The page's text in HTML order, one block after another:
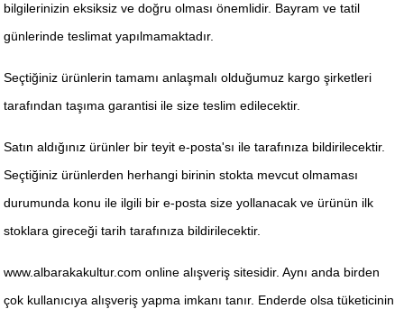
bilgilerinizin eksiksiz ve doğru olması önemlidir. Bayram ve tatil
günlerinde teslimat yapılmamaktadır.
Seçtiğiniz ürünlerin tamamı anlaşmalı olduğumuz kargo şirketleri
tarafından taşıma garantisi ile size teslim edilecektir.
Satın aldığınız ürünler bir teyit e-posta'sı ile tarafınıza bildirilecektir.
Seçtiğiniz ürünlerden herhangi birinin stokta mevcut olmaması
durumunda konu ile ilgili bir e-posta size yollanacak ve ürünün ilk
stoklara gireceği tarih tarafınıza bildirilecektir.
www.albarakakultur.com online alışveriş sitesidir. Aynı anda birden
çok kullanıcıya alışveriş yapma imkanı tanır. Enderde olsa tüketicinin